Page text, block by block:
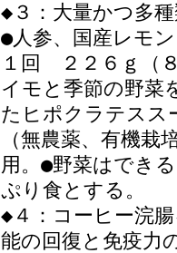
◆３：大量かつ多
●人参、国産レモ
１回 ２２６ｇ（
イモと季節の野菜
たヒポクラテスス
（無農薬、有機
用。●野菜はでき
ぷり食とする。
◆４：コーヒー浣
能の回復と免疫力